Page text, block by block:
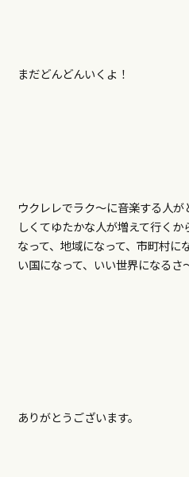
まだどんどんいくよ！
ウクレレでラク～に音楽する人
しくてゆたかな人が増えて行く
なって、地域になって、市町村に
い国になって、いい世界になるさ
ありがとうございます。